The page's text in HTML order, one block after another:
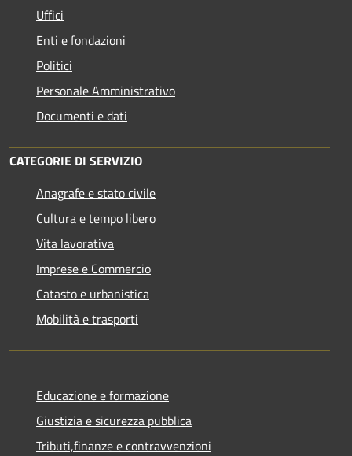
Uffici
Enti e fondazioni
Politici
Personale Amministrativo
Documenti e dati
CATEGORIE DI SERVIZIO
Anagrafe e stato civile
Cultura e tempo libero
Vita lavorativa
Imprese e Commercio
Catasto e urbanistica
Mobilità e trasporti
Educazione e formazione
Giustizia e sicurezza pubblica
Tributi,finanze e contravvenzioni